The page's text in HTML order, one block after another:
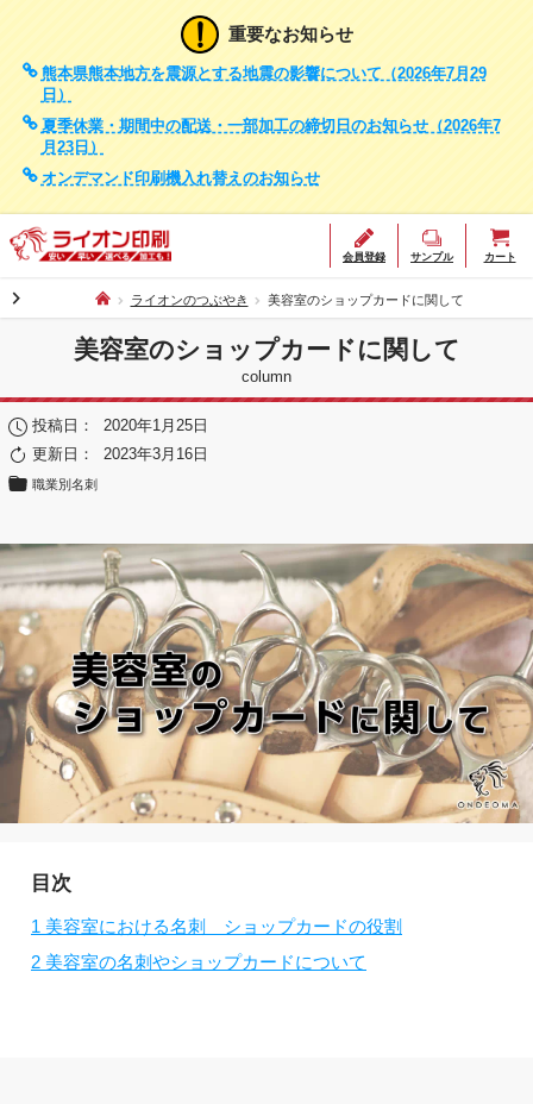
重要なお知らせ
熊本県熊本地方を震源とする地震の影響について（2026年7月29
日）
夏季休業・期間中の配送・一部加工の締切日のお知らせ（2026年7
月23日）
オンデマンド印刷機入れ替えのお知らせ
会員登録 サンプル カート
chevron_right ライオンのつぶやき 美容室のショップカードに関して
美容室のショップカードに関して
column
投稿日：
2020年1月25日
更新日：
2023年3月16日
職業別名刺
目次
1 美容室における名刺 ショップカードの役割
2 美容室の名刺やショップカードについて